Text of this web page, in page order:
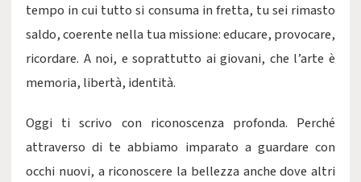
tempo in cui tutto si consuma in fretta, tu sei rimasto
saldo, coerente nella tua missione: educare, provocare,
ricordare. A noi, e soprattutto ai giovani, che l’arte è
memoria, libertà, identità.
Oggi ti scrivo con riconoscenza profonda. Perché
attraverso di te abbiamo imparato a guardare con
occhi nuovi, a riconoscere la bellezza anche dove altri